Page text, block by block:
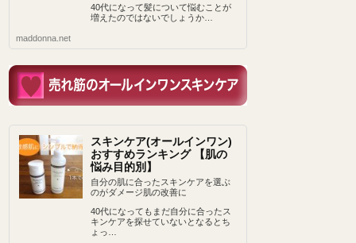
40代になって髪について悩むことが
増えたのではないでしょうか…
maddonna.net
スキンケア(オールインワン)
おすすめランキング 【肌の
悩み目的別】
自分の肌に合ったスキンケアを選ぶ
のがダメージ肌の改善に
40代になってもまだ自分に合ったス
キンケアを探せていないとなるとち
ょっ…